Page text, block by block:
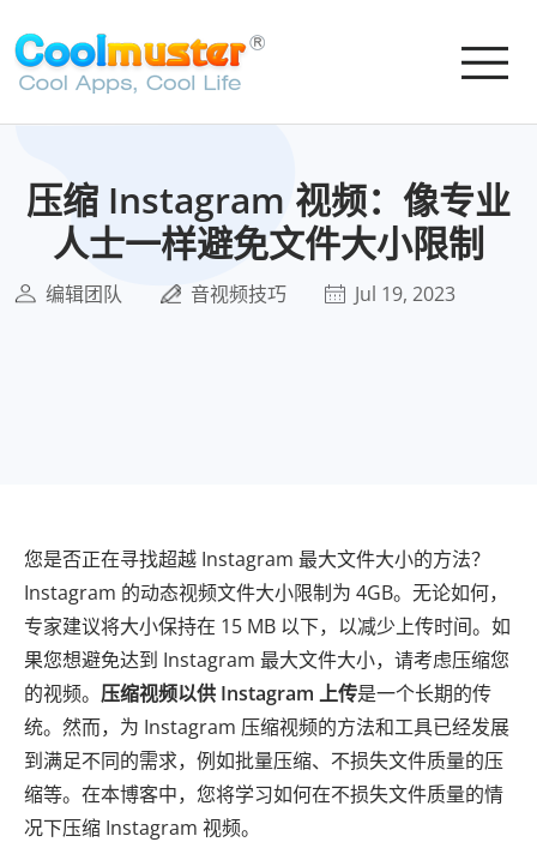
压缩 Instagram 视频：像专业
人士一样避免文件大小限制
编辑团队 音视频技巧 Jul 19, 2023
您是否正在寻找超越 Instagram 最大文件大小的方法？
Instagram 的动态视频文件大小限制为 4GB。无论如何，
专家建议将大小保持在 15 MB 以下，以减少上传时间。如
果您想避免达到 Instagram 最大文件大小，请考虑压缩您
的视频。 压缩视频以供 Instagram 上传是一个长期的传
统。然而，为 Instagram 压缩视频的方法和工具已经发展
到满足不同的需求，例如批量压缩、不损失文件质量的压
缩等。在本博客中，您将学习如何在不损失文件质量的情
况下压缩 Instagram 视频。